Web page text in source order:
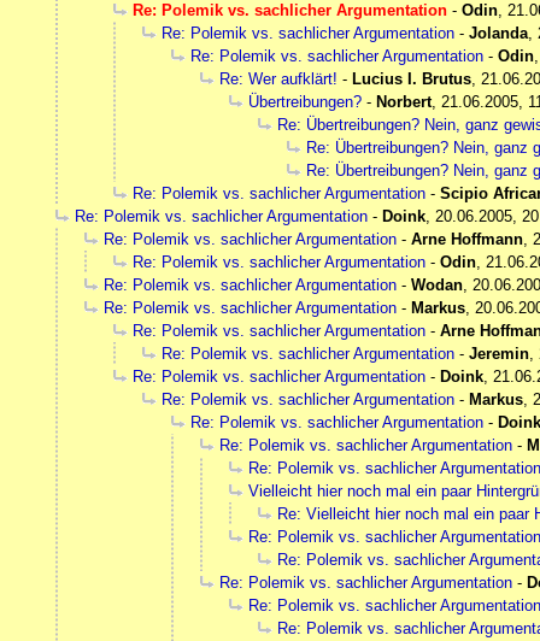
Re: Polemik vs. sachlicher Argumentation - Odin,
Re: Polemik vs. sachlicher Argumentation - Jolanda,
Re: Polemik vs. sachlicher Argumentation - Odin
Re: Wer aufklärt! - Lucius I. Brutus,
Übertreibungen? - Norbert, 21.06.2005,
Re: Übertreibungen? Nein, ganz
Re: Übertreibungen? Nein, ganz
Re: Übertreibungen? Nein, ganz
Re: Polemik vs. sachlicher Argumentation - Scipio
Re: Polemik vs. sachlicher Argumentation - Doink, 20.06.2005,
Re: Polemik vs. sachlicher Argumentation - Arne Hoffmann,
Re: Polemik vs. sachlicher Argumentation - Odin,
Re: Polemik vs. sachlicher Argumentation - Wodan,
Re: Polemik vs. sachlicher Argumentation - Markus,
Re: Polemik vs. sachlicher Argumentation - Arne
Re: Polemik vs. sachlicher Argumentation - Jeremin,
Re: Polemik vs. sachlicher Argumentation - Doink,
Re: Polemik vs. sachlicher Argumentation - Markus,
Re: Polemik vs. sachlicher Argumentation - Doink
Re: Polemik vs. sachlicher Argumentation -
Re: Polemik vs. sachlicher Argumentation
Vielleicht hier noch mal ein paar
Re: Vielleicht hier noch mal ein paar
Re: Polemik vs. sachlicher Argumentation
Re: Polemik vs. sachlicher
Re: Polemik vs. sachlicher Argumentation -
Re: Polemik vs. sachlicher Argumentation
Re: Polemik vs. sachlicher